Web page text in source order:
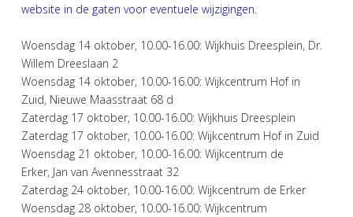
website in de gaten voor eventuele wijzigingen.
Woensdag 14 oktober, 10.00-16.00: Wijkhuis Dreesplein, Dr.
Willem Dreeslaan 2
Woensdag 14 oktober, 10.00-16.00: Wijkcentrum Hof in
Zuid, Nieuwe Maasstraat 68 d
Zaterdag 17 oktober, 10.00-16.00: Wijkhuis Dreesplein
Zaterdag 17 oktober, 10.00-16.00: Wijkcentrum Hof in Zuid
Woensdag 21 oktober, 10.00-16.00: Wijkcentrum de
Erker, Jan van Avennesstraat 32
Zaterdag 24 oktober, 10.00-16.00: Wijkcentrum de Erker
Woensdag 28 oktober, 10.00-16.00: Wijkcentrum